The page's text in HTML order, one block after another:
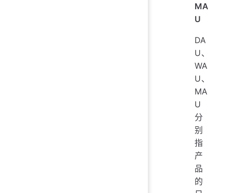
MA
U
DA
U、
WA
U、
MA
U
分
别
指
产
品
的